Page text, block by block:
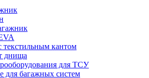
текстильным кантом
днища
для ТСУ
для багажных систем